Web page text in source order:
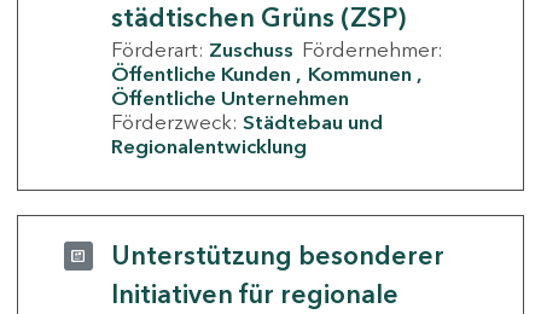
städtischen Grüns (ZSP)
Förderart: Zuschuss Fördernehmer:
Öffentliche Kunden
Kommunen
Öffentliche Unternehmen
Förderzweck: Städtebau und
Regionalentwicklung
Unterstützung besonderer
Initiativen für regionale